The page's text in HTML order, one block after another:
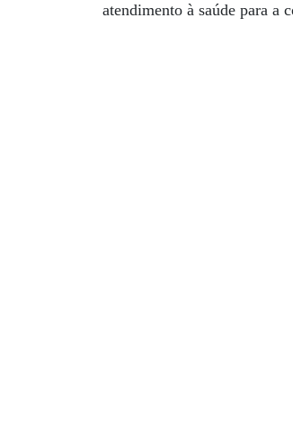
atendimento à saúde para a